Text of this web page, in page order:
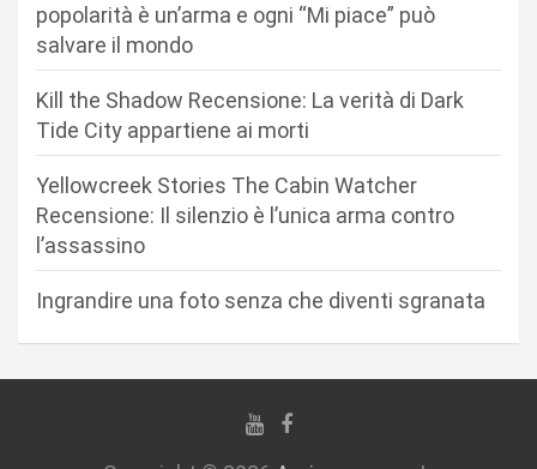
popolarità è un’arma e ogni “Mi piace” può
salvare il mondo
Kill the Shadow Recensione: La verità di Dark
Tide City appartiene ai morti
Yellowcreek Stories The Cabin Watcher
Recensione: Il silenzio è l’unica arma contro
l’assassino
Ingrandire una foto senza che diventi sgranata